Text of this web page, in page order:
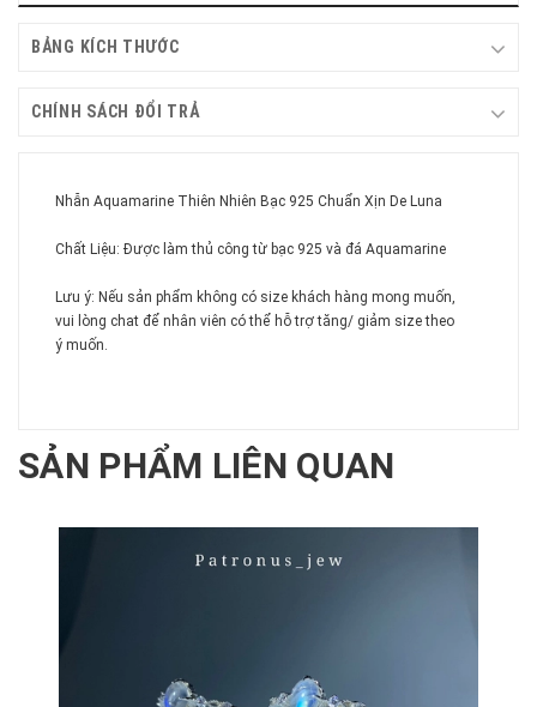
BẢNG KÍCH THƯỚC
CHÍNH SÁCH ĐỔI TRẢ
Nhẫn Aquamarine Thiên Nhiên Bạc 925 Chuẩn Xịn De Luna
Chất Liệu: Được làm thủ công từ bạc 925 và đá Aquamarine
Lưu ý: Nếu sản phẩm không có size khách hàng mong muốn,
vui lòng chat để nhân viên có thể hỗ trợ tăng/ giảm size theo
ý muốn.
SẢN PHẨM LIÊN QUAN